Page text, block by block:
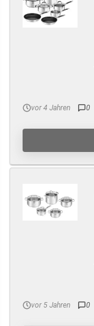
vor 4 Jahren 0
vor 5 Jahren 0